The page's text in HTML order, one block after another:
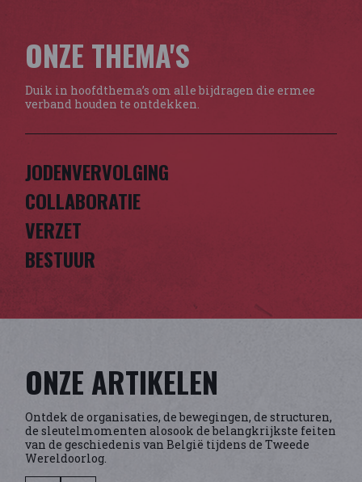
ONZE THEMA'S
Duik in hoofdthema’s om alle bijdragen die ermee
verband houden te ontdekken.
JODENVERVOLGING
COLLABORATIE
VERZET
BESTUUR
ONZE ARTIKELEN
Ontdek de organisaties, de bewegingen, de structuren,
de sleutelmomenten alosook de belangkrijkste feiten
van de geschiedenis van België tijdens de Tweede
Wereldoorlog.